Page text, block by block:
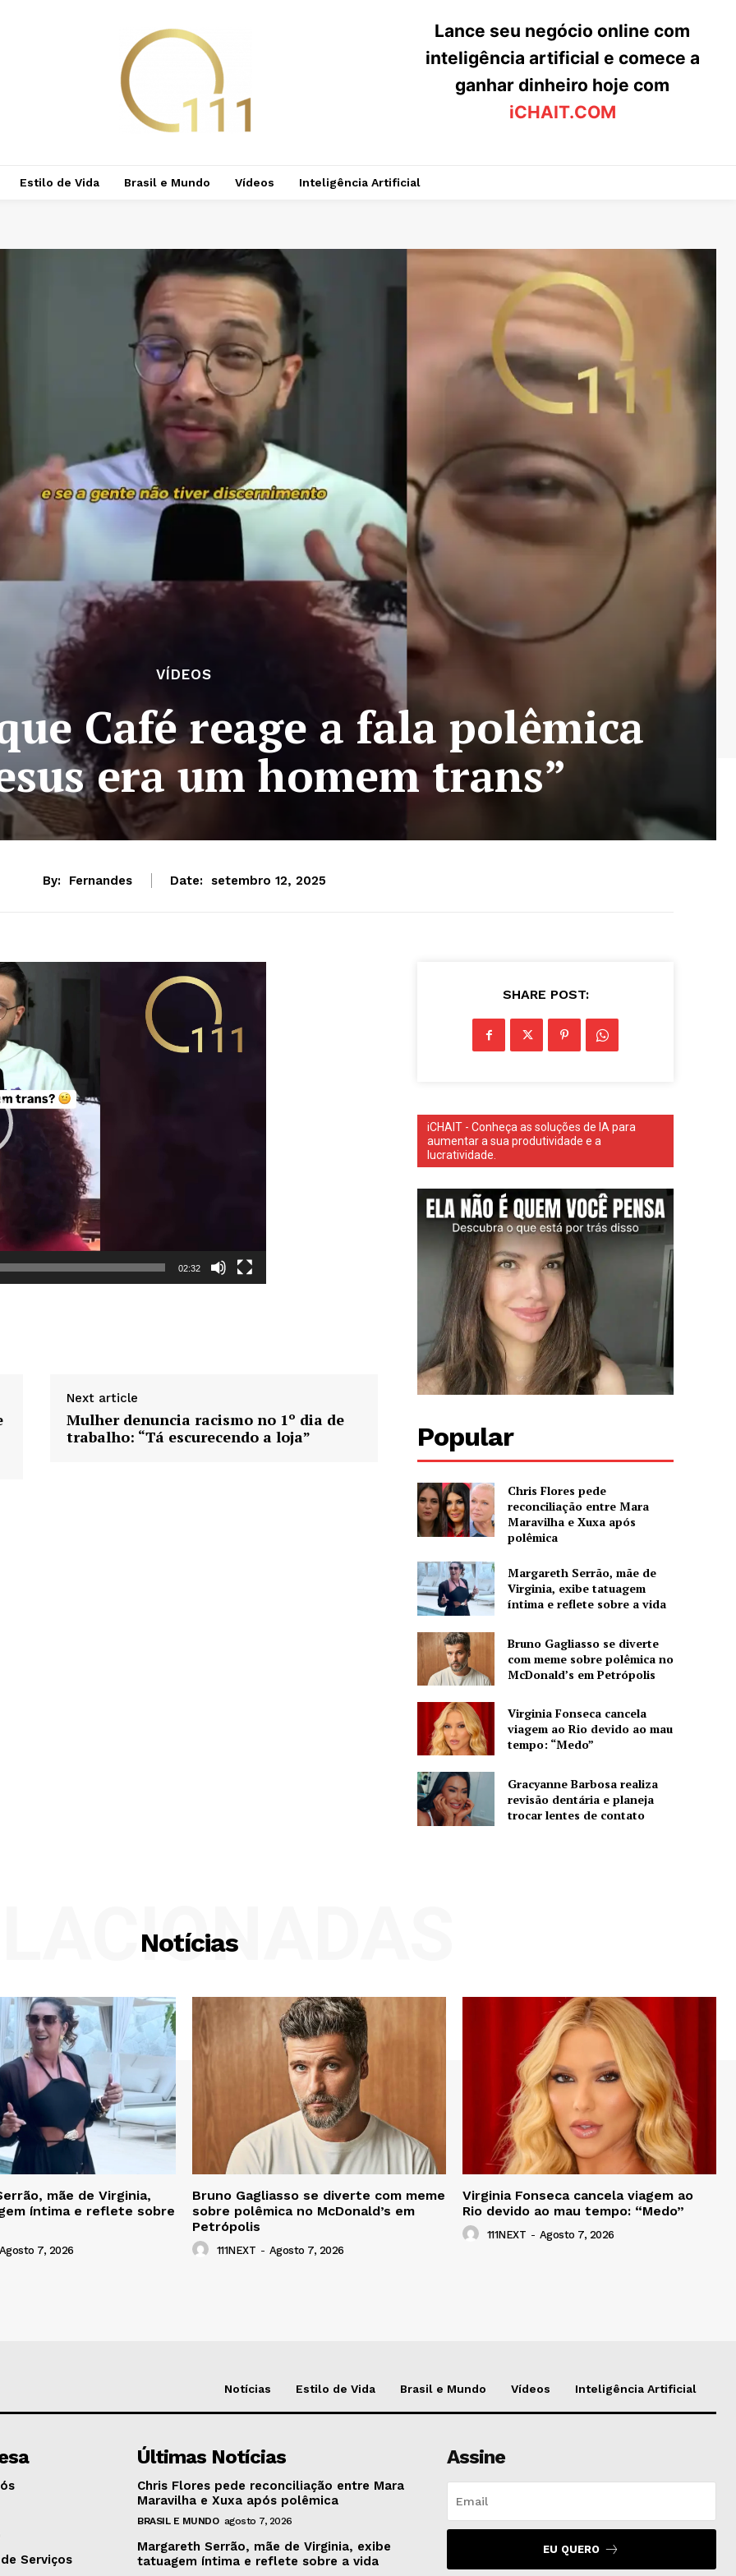
PRO
Company
Política de Privacidade e Cookies
Lance seu negócio online com
inteligência artificial e comece a
ganhar dinheiro hoje com
iCHAIT.COM
Estilo de Vida Brasil e Mundo Vídeos Inteligência Artificial
VÍDEOS
Café reage a fala polêmica
era um homem trans”
By: Fernandes Date: setembro 12, 2025
02:32
Next article
Mulher denuncia racismo no 1º dia de
trabalho: “Tá escurecendo a loja”
SHARE POST:
iCHAIT - Conheça as soluções de IA para
aumentar a sua produtividade e a
lucratividade.
Popular
Chris Flores pede
reconciliação entre Mara
Maravilha e Xuxa após
polêmica
Margareth Serrão, mãe de
Virginia, exibe tatuagem
íntima e reflete sobre a vida
Bruno Gagliasso se diverte
com meme sobre polêmica no
McDonald’s em Petrópolis
Virginia Fonseca cancela
viagem ao Rio devido ao mau
tempo: “Medo”
Gracyanne Barbosa realiza
revisão dentária e planeja
trocar lentes de contato
Notícias
mãe de Virginia,
íntima e reflete sobre
Agosto 7, 2026
Bruno Gagliasso se diverte com meme
sobre polêmica no McDonald’s em
Petrópolis
111NEXT - Agosto 7, 2026
Virginia Fonseca cancela viagem ao
Rio devido ao mau tempo: “Medo”
111NEXT - Agosto 7, 2026
Notícias Estilo de Vida Brasil e Mundo Vídeos Inteligência Artificial
Serviços
Últimas Notícias
Chris Flores pede reconciliação entre Mara
Maravilha e Xuxa após polêmica
BRASIL E MUNDO agosto 7, 2026
Margareth Serrão, mãe de Virginia, exibe
tatuagem íntima e reflete sobre a vida
Assine
EU QUERO